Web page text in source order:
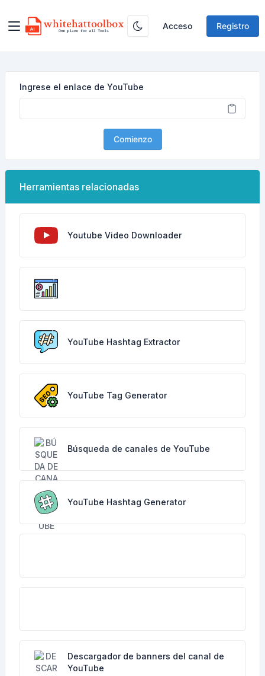
Acceso Registro
Ingrese el enlace de YouTube
Comienzo
Herramientas relacionadas
Youtube Video Downloader
YouTube Hashtag Extractor
YouTube Tag Generator
Búsqueda de canales de YouTube
YouTube Hashtag Generator
Descargador de banners del canal de
YouTube